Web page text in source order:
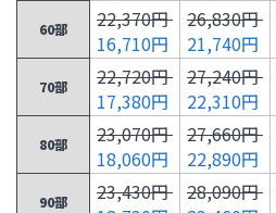
60部
22,370円
16,710円
26,830円
21,740円
70部
22,720円
17,380円
27,240円
22,310円
80部
23,070円
18,060円
27,660円
22,890円
90部
23,430円 28,090円